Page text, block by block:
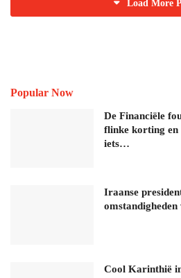
Load More
Popular Now
De Financiële
flinke korting en
iets…
Iraanse
Cool Karinthië